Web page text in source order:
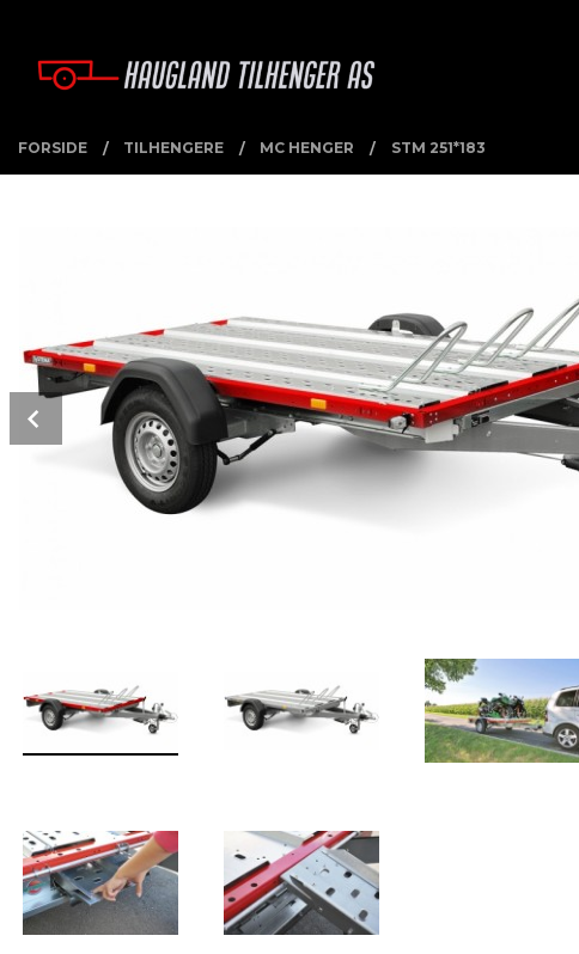
innholdet
FORSIDE TILHENGERE MC HENGER STM 251*183
Prev